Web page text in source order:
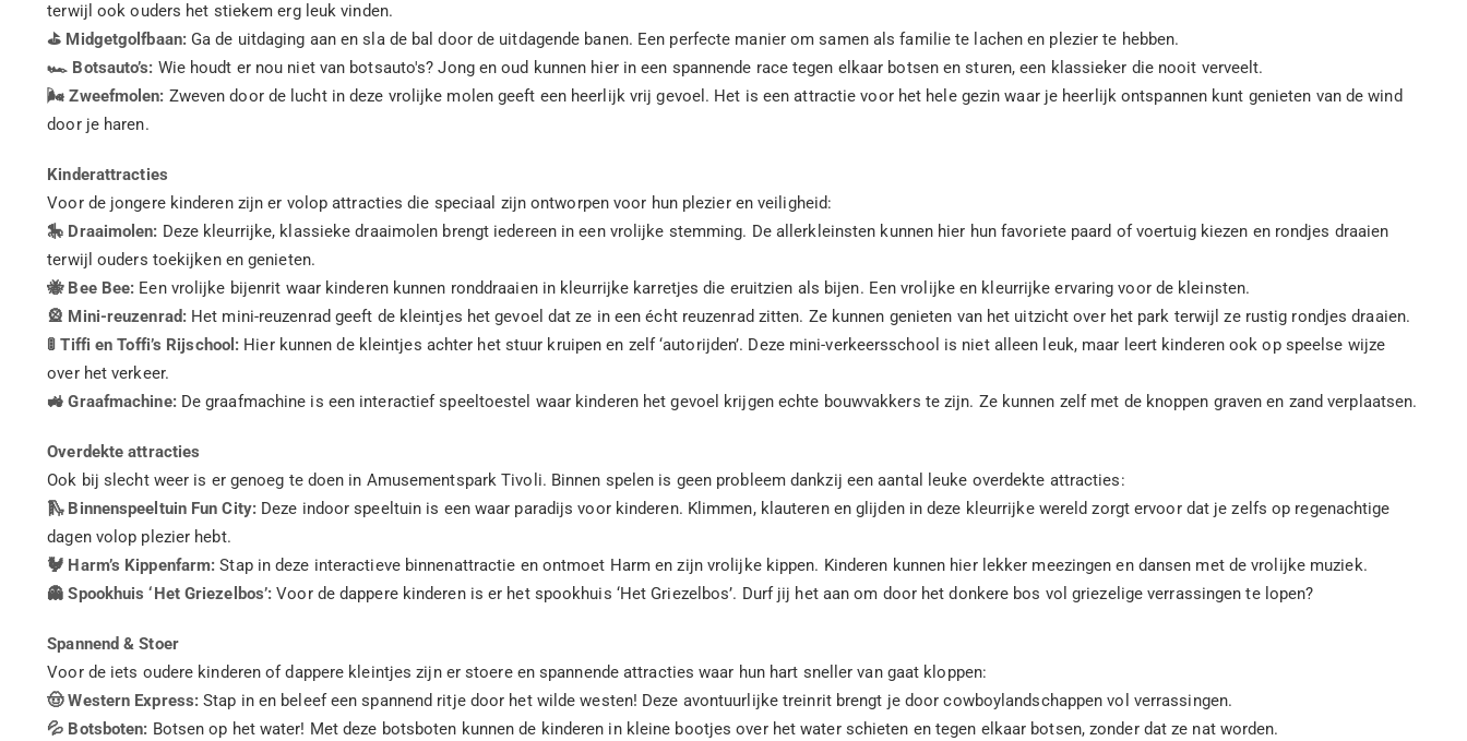
terwijl ook ouders het stiekem erg leuk vinden.
⛳️ Midgetgolfbaan: Ga de uitdaging aan en sla de bal door de uitdagende banen. Een perfecte manier om samen als familie te lachen en plezier te hebben.
🏎️ Botsauto’s: Wie houdt er nou niet van botsauto's? Jong en oud kunnen hier in een spannende race tegen elkaar botsen en sturen, een klassieker die nooit verveelt.
🌬️ Zweefmolen: Zweven door de lucht in deze vrolijke molen geeft een heerlijk vrij gevoel. Het is een attractie voor het hele gezin waar je heerlijk ontspannen kunt genieten van de wind
door je haren.
Kinderattracties
Voor de jongere kinderen zijn er volop attracties die speciaal zijn ontworpen voor hun plezier en veiligheid:
🎠 Draaimolen: Deze kleurrijke, klassieke draaimolen brengt iedereen in een vrolijke stemming. De allerkleinsten kunnen hier hun favoriete paard of voertuig kiezen en rondjes draaien
terwijl ouders toekijken en genieten.
🐝 Bee Bee: Een vrolijke bijenrit waar kinderen kunnen ronddraaien in kleurrijke karretjes die eruitzien als bijen. Een vrolijke en kleurrijke ervaring voor de kleinsten.
🎡 Mini-reuzenrad:Het mini-reuzenrad geeft de kleintjes het gevoel dat ze in een écht reuzenrad zitten. Ze kunnen genieten van het uitzicht over het park terwijl ze rustig rondjes draaien.
🚦 Tiffi en Toffi’s Rijschool: Hier kunnen de kleintjes achter het stuur kruipen en zelf ‘autorijden’. Deze mini-verkeersschool is niet alleen leuk, maar leert kinderen ook op speelse wijze
over het verkeer.
🚜 Graafmachine:De graafmachine is een interactief speeltoestel waar kinderen het gevoel krijgen echte bouwvakkers te zijn. Ze kunnen zelf met de knoppen graven en zand verplaatsen.
Overdekte attracties
Ook bij slecht weer is er genoeg te doen in Amusementspark Tivoli. Binnen spelen is geen probleem dankzij een aantal leuke overdekte attracties:
🛝 Binnenspeeltuin Fun City:Deze indoor speeltuin is een waar paradijs voor kinderen. Klimmen, klauteren en glijden in deze kleurrijke wereld zorgt ervoor dat je zelfs op regenachtige
dagen volop plezier hebt.
🐓 Harm’s Kippenfarm:Stap in deze interactieve binnenattractie en ontmoet Harm en zijn vrolijke kippen. Kinderen kunnen hier lekker meezingen en dansen met de vrolijke muziek.
👻 Spookhuis ‘Het Griezelbos’: Voor de dappere kinderen is er het spookhuis ‘Het Griezelbos’. Durf jij het aan om door het donkere bos vol griezelige verrassingen te lopen?
Spannend & Stoer
Voor de iets oudere kinderen of dappere kleintjes zijn er stoere en spannende attracties waar hun hart sneller van gaat kloppen:
🤠 Western Express:Stap in en beleef een spannend ritje door het wilde westen! Deze avontuurlijke treinrit brengt je door cowboylandschappen vol verrassingen.
💦 Botsboten: Botsen op het water! Met deze botsboten kunnen de kinderen in kleine bootjes over het water schieten en tegen elkaar botsen, zonder dat ze nat worden.